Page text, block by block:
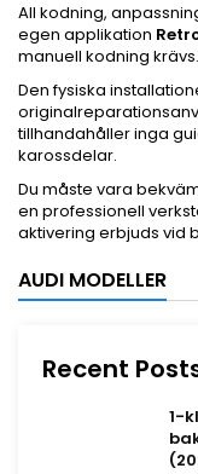
AUDI MODELLER
Recent
1-
All kodning,
egen applikation
manuell kodning krävs.
Den fysiska
tillhandahåller inga
karossdelar.
Du måste vara
en professionell
aktivering erbjuds vid